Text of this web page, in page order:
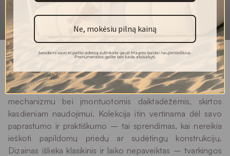
KOLEKCIJA MM pristato aiškios linijos ir funkcionalumo
derinį – minkštas kampas ir sofa-lova su miegamųjų
mechanizmu bei įmontuotomis daiktadėžėmis, skirtos
kasdieniam naudojimui. Kolekcija itin vertinama dėl savo
paprastumo ir praktiškumo – tai sprendimas, kai nereikia
ieškoti papildomų priedų ar sudėtingų konstrukcijų.
Dizainas išlieka klasikinis ir laiko nepaveiktas – tvarkingos
Ne, mokėsiu pilną kainą
Įvesdami savo el.pašto adresą sutinkate gauti Magrės baldai naujienlaiškius.
Prenumeratos galite bet kada atsisakyti.